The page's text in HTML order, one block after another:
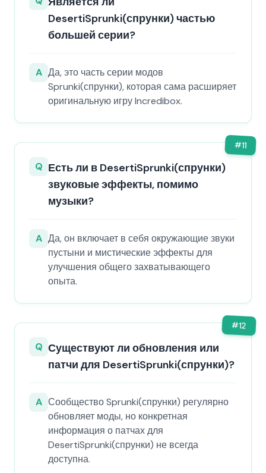
DesertiSprunki(спрунки) частью
большей серии?
A Да, это часть серии модов
Sprunki(спрунки), которая сама расширяет
оригинальную игру Incredibox.
#11
Q Есть ли в DesertiSprunki(спрунки)
звуковые эффекты, помимо
музыки?
A Да, он включает в себя окружающие звуки
пустыни и мистические эффекты для
улучшения общего захватывающего
опыта.
#12
Q Существуют ли обновления или
патчи для DesertiSprunki(спрунки)?
A Сообщество Sprunki(спрунки) регулярно
обновляет моды, но конкретная
информация о патчах для
DesertiSprunki(спрунки) не всегда
доступна.